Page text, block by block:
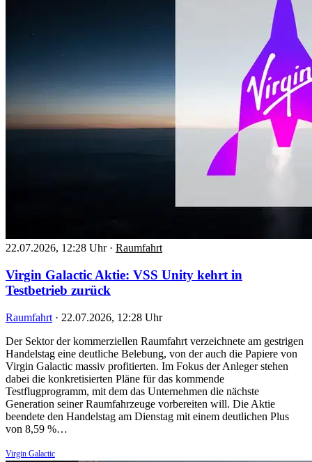
22.07.2026, 12:28 Uhr · Raumfahrt
Virgin Galactic Aktie: VSS Unity kehrt in
Testbetrieb zurück
Raumfahrt · 22.07.2026, 12:28 Uhr
Der Sektor der kommerziellen Raumfahrt verzeichnete am gestrigen
Handelstag eine deutliche Belebung, von der auch die Papiere von
Virgin Galactic massiv profitierten. Im Fokus der Anleger stehen
dabei die konkretisierten Pläne für das kommende
Testflugprogramm, mit dem das Unternehmen die nächste
Generation seiner Raumfahrzeuge vorbereiten will. Die Aktie
beendete den Handelstag am Dienstag mit einem deutlichen Plus
von 8,59 %…
Virgin Galactic